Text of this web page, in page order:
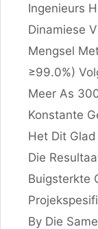
Ingenieurs
Dinamiese
Mengsel
≥99.0%)
Meer As
Konstante
Het Dit
Die
Buigsterkte
By Die